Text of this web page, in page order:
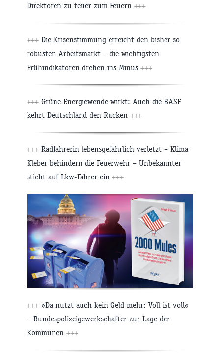
Direktoren zu teuer zum Feuern +++
+++ Die Krisenstimmung erreicht den bisher so
robusten Arbeitsmarkt – die wichtigsten
Frühindikatoren drehen ins Minus +++
+++ Grüne Energiewende wirkt: Auch die BASF
kehrt Deutschland den Rücken +++
+++ Radfahrerin lebensgefährlich verletzt – Klima-
Kleber behindern die Feuerwehr – Unbekannter
sticht auf Lkw-Fahrer ein +++
+++ »Da nützt auch kein Geld mehr: Voll ist voll«
– Bundespolizeigewerkschafter zur Lage der
Kommunen +++